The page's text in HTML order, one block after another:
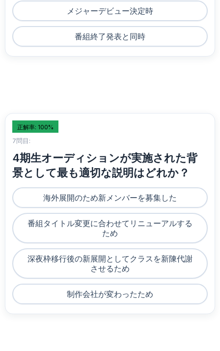
メジャーデビュー決定時
番組終了発表と同時
正解率: 100%
7問目:
4期生オーディションが実施された背
景として最も適切な説明はどれか？
海外展開のため新メンバーを募集した
番組タイトル変更に合わせてリニューアルする
ため
深夜枠移行後の新展開としてクラスを新陳代謝
させるため
制作会社が変わったため